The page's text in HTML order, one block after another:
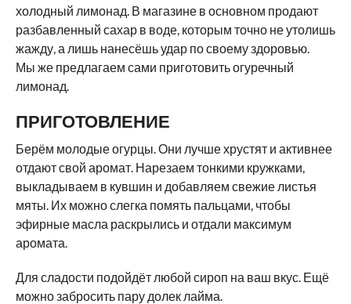
холодный лимонад. В магазине в основном продают
разбавленный сахар в воде, которым точно не утолишь
жажду, а лишь нанесёшь удар по своему здоровью.
Мы же предлагаем сами приготовить огуречный
лимонад.
ПРИГОТОВЛЕНИЕ
Берём молодые огурцы. Они лучше хрустят и активнее
отдают свой аромат. Нарезаем тонкими кружками,
выкладываем в кувшин и добавляем свежие листья
мяты. Их можно слегка помять пальцами, чтобы
эфирные масла раскрылись и отдали максимум
аромата.
Для сладости подойдёт любой сироп на ваш вкус. Ещё
можно забросить пару долек лайма.